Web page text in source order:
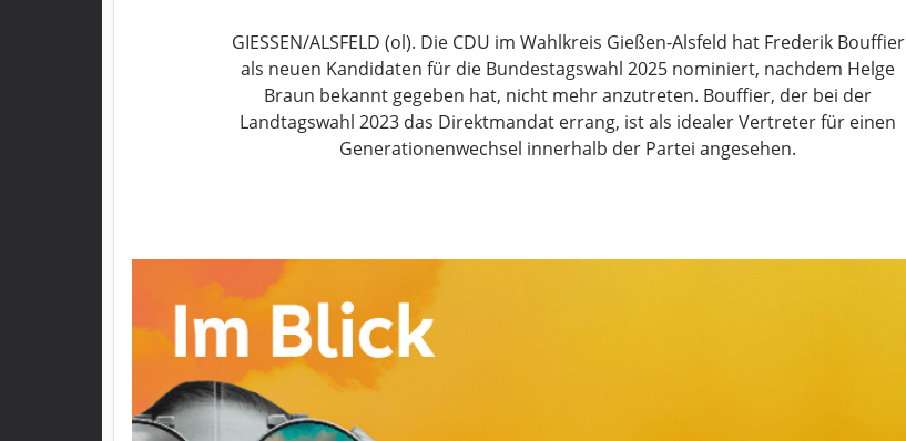
Datenschutzerklärung
GIESSEN/ALSFELD (ol). Die CDU im Wahlkreis Gießen-Alsfeld hat Frederik Bouffier
als neuen Kandidaten für die Bundestagswahl 2025 nominiert, nachdem Helge
Braun bekannt gegeben hat, nicht mehr anzutreten. Bouffier, der bei der
Landtagswahl 2023 das Direktmandat errang, ist als idealer Vertreter für einen
Generationenwechsel innerhalb der Partei angesehen.